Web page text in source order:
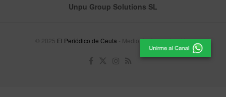
Unpu Group Solutions SL
© 2025 El Periódico de Ceuta - Medio de Comunicación.